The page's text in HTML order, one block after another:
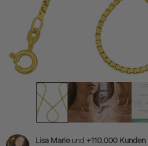
Lisa Marieund +110.000 Kunden